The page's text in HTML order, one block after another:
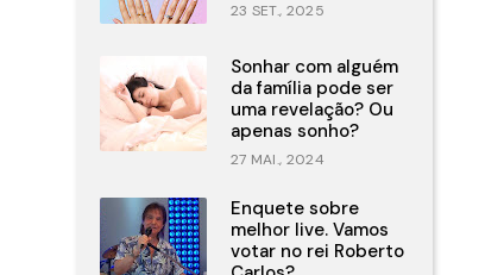
23 SET., 2025
Sonhar com alguém
da família pode ser
uma revelação? Ou
apenas sonho?
27 MAI., 2024
Enquete sobre
melhor live. Vamos
votar no rei Roberto